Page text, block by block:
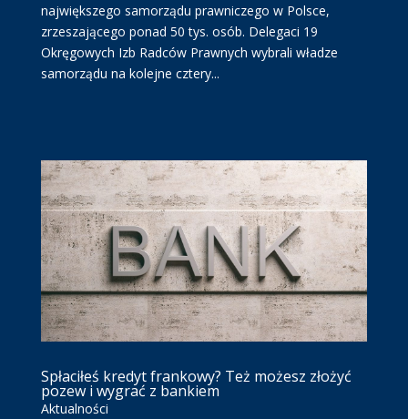
największego samorządu prawniczego w Polsce,
zrzeszającego ponad 50 tys. osób. Delegaci 19
Okręgowych Izb Radców Prawnych wybrali władze
samorządu na kolejne cztery...
Spłaciłeś kredyt frankowy? Też możesz złożyć
pozew i wygrać z bankiem
Aktualności